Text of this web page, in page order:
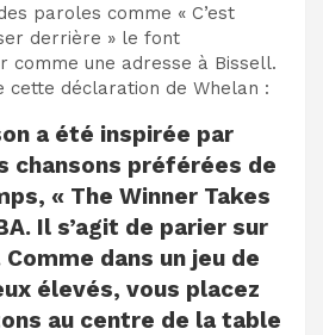
paroles comme « C’est
derrière » le font
comme une adresse à Bissell.
cette déclaration de Whelan :
a été inspirée par
chansons préférées de
« The Winner Takes
Il s’agit de parier sur
dans un jeu de
élevés, vous placez
au centre de la table